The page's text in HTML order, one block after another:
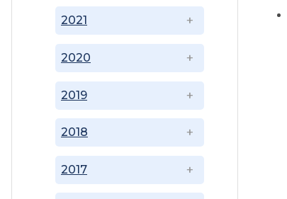
2017
2018
2019
2020
2021